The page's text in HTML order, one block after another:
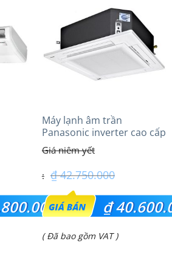
cấp
Máy lạnh âm trần
Panasonic inverter cao cấp
(5.0Hp) S-3448PU3HA/U-
43PRH1H5
₫42.750.000
Giá
gốc
là:
₫
Giá
( Đã bao gồm VAT )